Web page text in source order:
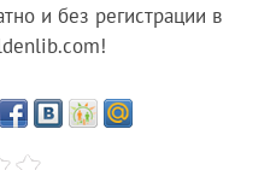
и без регистрации в